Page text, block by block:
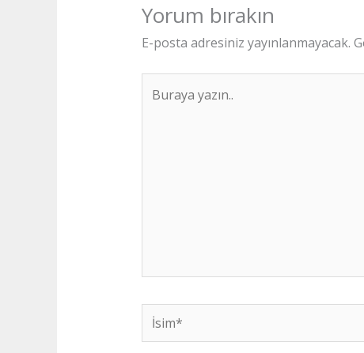
Yorum bırakın
E-posta adresiniz yayınlanmayacak.
İsim*